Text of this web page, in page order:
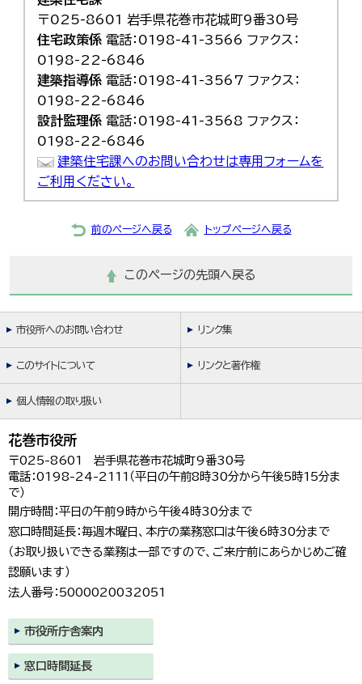
〒025-8601 岩手県花巻市花城町9番30号
住宅政策係 電話：0198-41-3566 ファクス：
0198-22-6846
建築指導係 電話：0198-41-3567 ファクス：
0198-22-6846
設計監理係 電話：0198-41-3568 ファクス：
0198-22-6846
建築住宅課へのお問い合わせは専用フォームを
ご利用ください。
前のページへ戻る トップページへ戻る
このページの先頭へ戻る
市役所へのお問い合わせ リンク集
このサイトについて リンクと著作権
個人情報の取り扱い
花巻市役所
〒025-8601 岩手県花巻市花城町9番30号
電話：0198-24-2111（平日の午前8時30分から午後5時15分ま
で）
開庁時間：平日の午前9時から午後4時30分まで
窓口時間延長：毎週木曜日、本庁の業務窓口は午後6時30分まで
（お取り扱いできる業務は一部ですので、ご来庁前にあらかじめご確
認願います）
法人番号：5000020032051
市役所庁舎案内
窓口時間延長